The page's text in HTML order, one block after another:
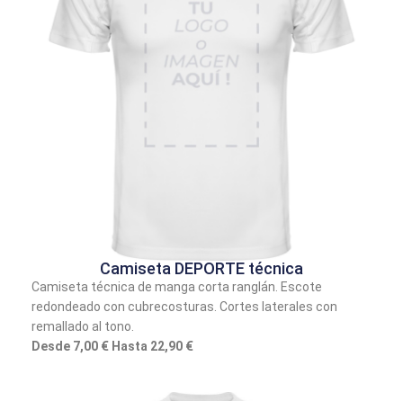
Camiseta DEPORTE técnica
Camiseta técnica de manga corta ranglán. Escote
redondeado con cubrecosturas. Cortes laterales con
remallado al tono.
Desde 7,00 € Hasta 22,90 €